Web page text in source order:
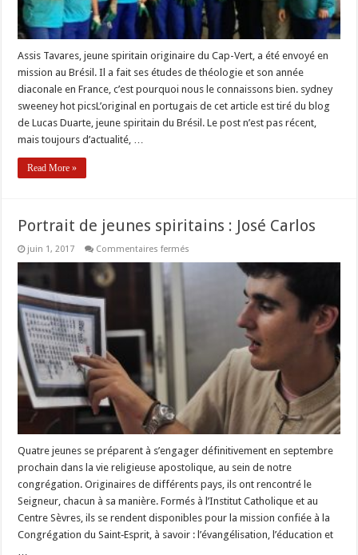
Assis Tavares, jeune spiritain originaire du Cap-Vert, a été envoyé en
mission au Brésil. Il a fait ses études de théologie et son année
diaconale en France, c’est pourquoi nous le connaissons bien. sydney
sweeney hot picsL’original en portugais de cet article est tiré du blog
de Lucas Duarte, jeune spiritain du Brésil. Le post n’est pas récent,
mais toujours d’actualité, …
Read More »
Portrait de jeunes spiritains : José Carlos
juin 1, 2017 Commentaires fermés
Quatre jeunes se préparent à s’engager définitivement en septembre
prochain dans la vie religieuse apostolique, au sein de notre
congrégation. Originaires de différents pays, ils ont rencontré le
Seigneur, chacun à sa manière. Formés à l’Institut Catholique et au
Centre Sèvres, ils se rendent disponibles pour la mission confiée à la
Congrégation du Saint‐Esprit, à savoir : l’évangélisation, l’éducation et
…